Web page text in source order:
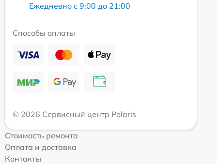
Ежедневно с 9:00 до 21:00
Способы оплаты
© 2026 Сервисный центр Polaris
Стоимость ремонта
Оплата и доставка
Контакты